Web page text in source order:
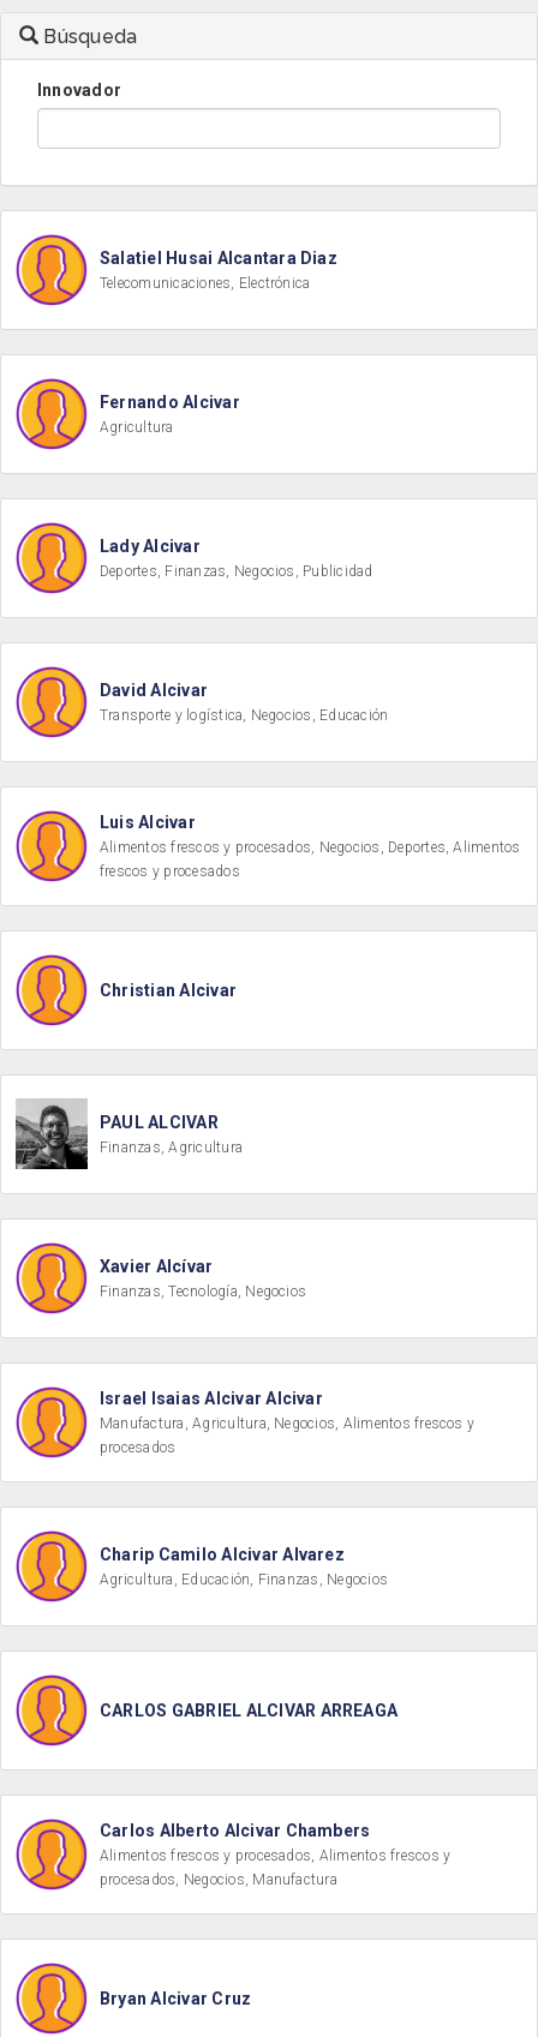
Búsqueda
Innovador
Salatiel Husai Alcantara Diaz
Telecomunicaciones, Electrónica
Fernando Alcivar
Agricultura
Lady Alcivar
Deportes, Finanzas, Negocios, Publicidad
David Alcivar
Transporte y logística, Negocios, Educación
Luis Alcivar
Alimentos frescos y procesados, Negocios, Deportes, Alimentos
frescos y procesados
Christian Alcivar
PAUL ALCIVAR
Finanzas, Agricultura
Xavier Alcívar
Finanzas, Tecnología, Negocios
Israel Isaias Alcivar Alcivar
Manufactura, Agricultura, Negocios, Alimentos frescos y
procesados
Charip Camilo Alcivar Alvarez
Agricultura, Educación, Finanzas, Negocios
CARLOS GABRIEL ALCIVAR ARREAGA
Carlos Alberto Alcivar Chambers
Alimentos frescos y procesados, Alimentos frescos y
procesados, Negocios, Manufactura
Bryan Alcivar Cruz